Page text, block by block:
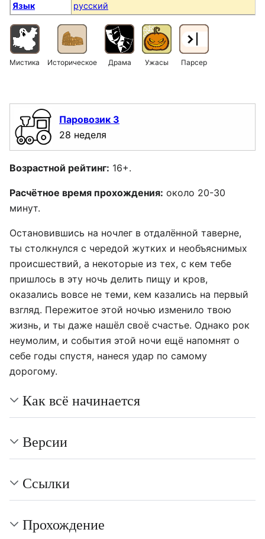
Язык
русский
Мистика Историческое Драма Ужасы Парсер
Паровозик 3
28 неделя
Возрастной рейтинг: 16+.
Расчётное время прохождения: около 20-30
минут.
Остановившись на ночлег в отдалённой таверне,
ты столкнулся с чередой жутких и необъяснимых
происшествий, а некоторые из тех, с кем тебе
пришлось в эту ночь делить пищу и кров,
оказались вовсе не теми, кем казались на первый
взгляд. Пережитое этой ночью изменило твою
жизнь, и ты даже нашёл своё счастье. Однако рок
неумолим, и события этой ночи ещё напомнят о
себе годы спустя, нанеся удар по самому
дорогому.
Как всё начинается
Версии
Ссылки
Прохождение